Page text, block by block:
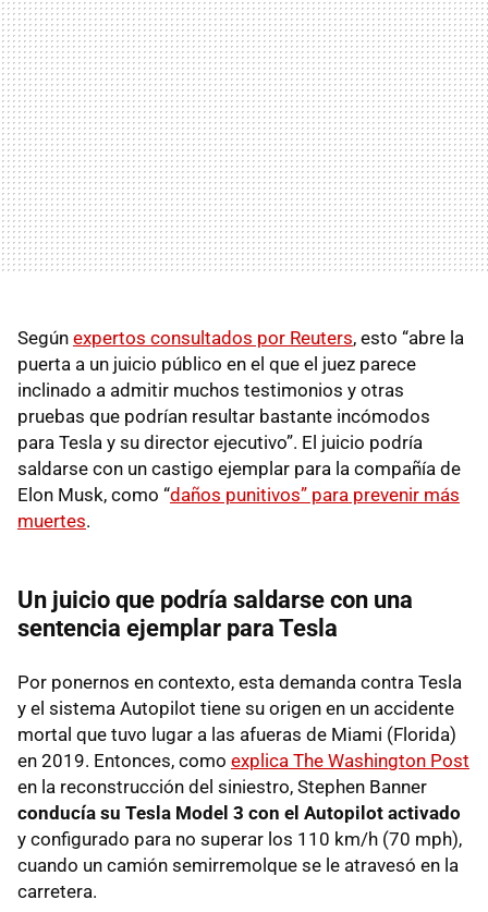
Según expertos consultados por Reuters, esto “abre la
puerta a un juicio público en el que el juez parece
inclinado a admitir muchos testimonios y otras
pruebas que podrían resultar bastante incómodos
para Tesla y su director ejecutivo”. El juicio podría
saldarse con un castigo ejemplar para la compañía de
Elon Musk, como “daños punitivos” para prevenir más
muertes.
Un juicio que podría saldarse con una
sentencia ejemplar para Tesla
Por ponernos en contexto, esta demanda contra Tesla
y el sistema Autopilot tiene su origen en un accidente
mortal que tuvo lugar a las afueras de Miami (Florida)
en 2019. Entonces, como explica The Washington Post
en la reconstrucción del siniestro, Stephen Banner
conducía su Tesla Model 3 con el Autopilot activado
y configurado para no superar los 110 km/h (70 mph),
cuando un camión semirremolque se le atravesó en la
carretera.